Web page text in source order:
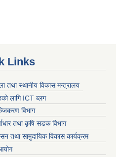
Links
तथा स्थानीय विकास मन्त्रालय
लागि ICT ब्लग
विभाग
तथा कृषि सडक विभाग
तथा सामुदायिक विकास कार्यक्रम